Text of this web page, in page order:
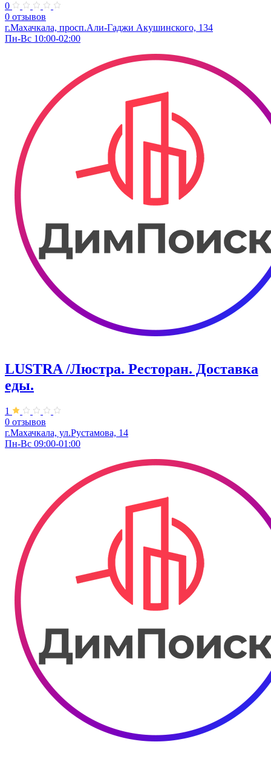
0
0 отзывов
г.Махачкала, просп.Али-Гаджи Акушинского, 134
Пн-Вс 10:00-02:00
LUSTRA /Люстра. Ресторан. Доставка
еды.
1
0 отзывов
г.Махачкала, ул.Рустамова, 14
Пн-Вс 09:00-01:00